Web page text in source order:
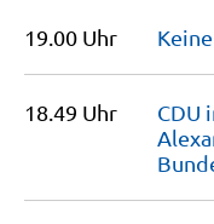
19.00 Uhr
18.49 Uhr
CDU